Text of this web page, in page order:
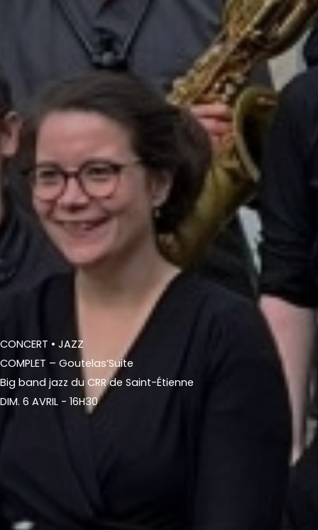
CONCERT • JAZZ
COMPLET – Goutelas’Suite
Big band jazz du CRR de Saint-Étienne
DIM. 6 AVRIL - 16H30